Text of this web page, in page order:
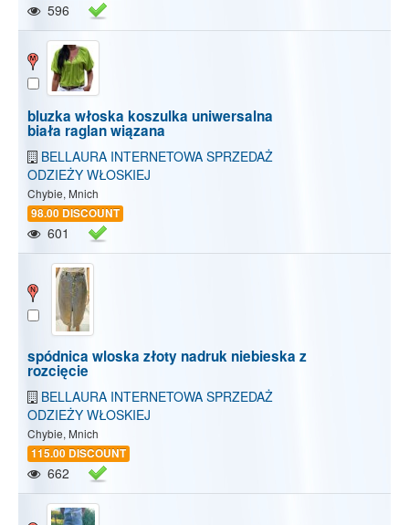
596
bluzka włoska koszulka uniwersalna
biała raglan wiązana
BELLAURA INTERNETOWA SPRZEDAŻ
ODZIEŻY WŁOSKIEJ
Chybie, Mnich
98.00 DISCOUNT
601
spódnica wloska złoty nadruk niebieska z
rozcięcie
BELLAURA INTERNETOWA SPRZEDAŻ
ODZIEŻY WŁOSKIEJ
Chybie, Mnich
115.00 DISCOUNT
662